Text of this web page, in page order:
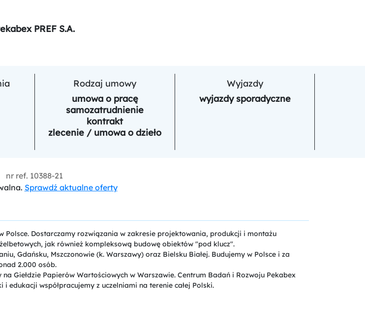
PREF S.A.
Rodzaj umowy
umowa o pracę
samozatrudnienie
kontrakt
zlecenie / umowa o dzieło
Wyjazdy
wyjazdy sporadyczne
nr ref. 10388-21
Sprawdź aktualne oferty
Polsce. Dostarczamy rozwiązania w zakresie projektowania, produkcji i montażu
jak również kompleksową budowę obiektów "pod klucz".
Gdańsku, Mszczonowie (k. Warszawy) oraz Bielsku Białej. Budujemy w Polsce i za
2.000 osób.
Giełdzie Papierów Wartościowych w Warszawie. Centrum Badań i Rozwoju Pekabex
edukacji współpracujemy z uczelniami na terenie całej Polski.